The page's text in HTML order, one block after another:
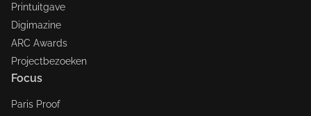
Printuitgave
Digimazine
ARC Awards
Projectbezoeken
Focus
Paris Proof